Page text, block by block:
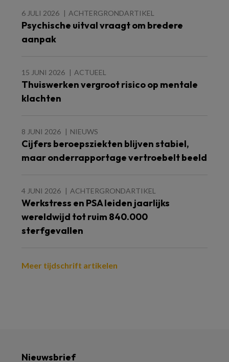
6 JULI 2026 ACHTERGRONDARTIKEL
Psychische uitval vraagt om bredere
aanpak
15 JUNI 2026 ACTUEEL
Thuiswerken vergroot risico op mentale
klachten
8 JUNI 2026 NIEUWS
Cijfers beroepsziekten blijven stabiel,
maar onderrapportage vertroebelt beeld
4 JUNI 2026 ACHTERGRONDARTIKEL
Werkstress en PSA leiden jaarlijks
wereldwijd tot ruim 840.000
sterfgevallen
Meer tijdschrift artikelen
Nieuwsbrief